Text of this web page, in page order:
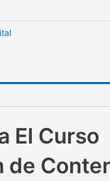
El Curso
de